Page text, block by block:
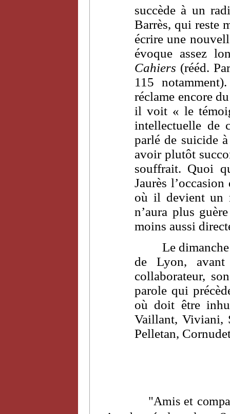
succède à un
Barrès, qui reste
écrire une
évoque assez
Cahiers (rééd.
115
réclame encore
il voit « le
intellectuelle de
parlé de suicide
avoir plutôt
souffrait. Quoi
Jaurès
où il devient un
n’aura plus
moins aussi
Le
de Lyon,
collaborateur,
parole qui
où doit être
Vaillant, Viviani,
Pelletan,
"Amis et